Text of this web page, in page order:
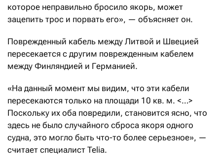
которое неправильно бросило якорь, может
зацепить трос и порвать его», — объясняет он.
Поврежденный кабель между Литвой и Швецией
пересекается с другим поврежденным кабелем
между Финляндией и Германией.
«На данный момент мы видим, что эти кабели
пересекаются только на площади 10 кв. м. <…>
Поскольку их оба повредили, становится ясно, что
здесь не было случайного сброса якоря одного
судна, это могло быть что-то более серьезное», —
считает специалист Telia.